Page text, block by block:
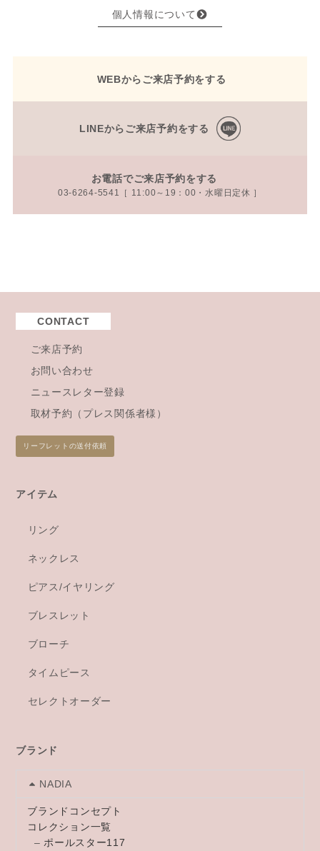
個人情報について
WEBからご来店予約をする
LINEからご来店予約をする
お電話でご来店予約をする
03-6264-5541［ 11:00～19：00・水曜日定休 ］
CONTACT
ご来店予約
お問い合わせ
ニュースレター登録
取材予約（プレス関係者様）
リーフレットの送付依頼
アイテム
リング
ネックレス
ピアス/イヤリング
ブレスレット
ブローチ
タイムピース
セレクトオーダー
ブランド
NADIA
ブランドコンセプト
コレクション一覧
– ポールスター117